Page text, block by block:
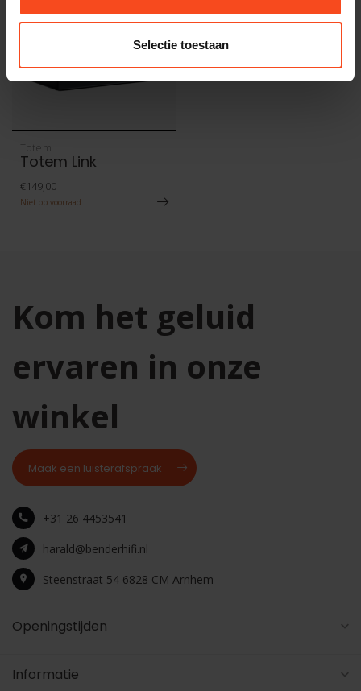
Selectie toestaan
Totem
Totem Link
€149,00
Niet op voorraad
Kom het geluid
ervaren in onze
winkel
Maak een luisterafspraak
+31 26 4453541
harald@benderhifi.nl
Steenstraat 54 6828 CM Arnhem
Openingstijden
Informatie